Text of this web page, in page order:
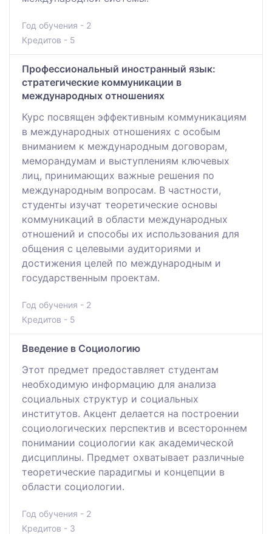
Год обучения - 2
Кредитов - 5
Профессиональный иностранный язык:
стратегические коммуникации в
международных отношениях
Курс посвящен эффективным коммуникациям
в международных отношениях с особым
вниманием к международным договорам,
меморандумам и выступлениям ключевых
лиц, принимающих важные решения по
международным вопросам. В частности,
студенты изучат теоретические основы
коммуникаций в области международных
отношений и способы их использования для
общения с целевыми аудиториями и
достижения целей по международным и
государственным проектам.
Год обучения - 2
Кредитов - 5
Введение в Социологию
Этот предмет предоставляет студентам
необходимую информацию для анализа
социальных структур и социальных
институтов. Акцент делается на построении
социологических перспектив и всестороннем
понимании социологии как академической
дисциплины. Предмет охватывает различные
теоретические парадигмы и концепции в
области социологии.
Год обучения - 2
Кредитов - 3